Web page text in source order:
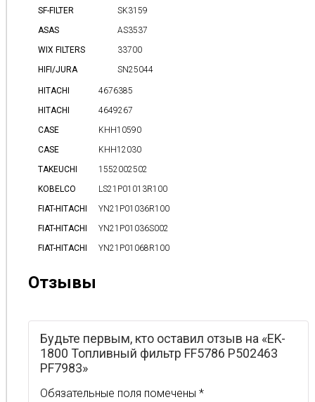
SF-FILTER
SK3159
ASAS
AS3537
WIX FILTERS
33700
HIFI/JURA
SN25044
HITACHI
4676385
HITACHI
4649267
CASE
KHH10590
CASE
KHH12030
TAKEUCHI
1552002502
KOBELCO
LS21P01013R100
FIAT-HITACHI
YN21P01036R100
FIAT-HITACHI
YN21P01036S002
FIAT-HITACHI
YN21P01068R100
Отзывы
Будьте первым, кто оставил отзыв на «EK-
1800 Топливный фильтр FF5786 P502463
PF7983»
Обязательные поля помечены *